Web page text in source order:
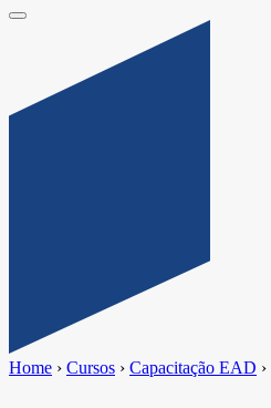
Home › Cursos › Capacitação EAD ›